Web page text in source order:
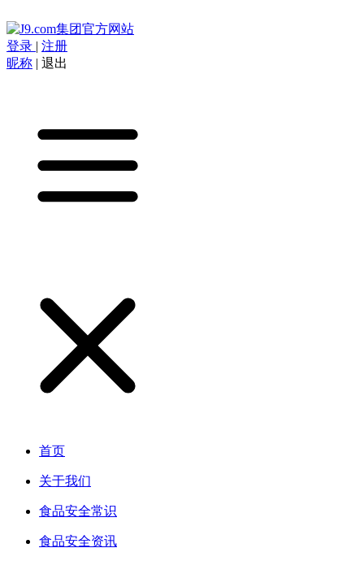
登录 | 注册
昵称 | 退出
首页
关于我们
食品安全常识
食品安全资讯